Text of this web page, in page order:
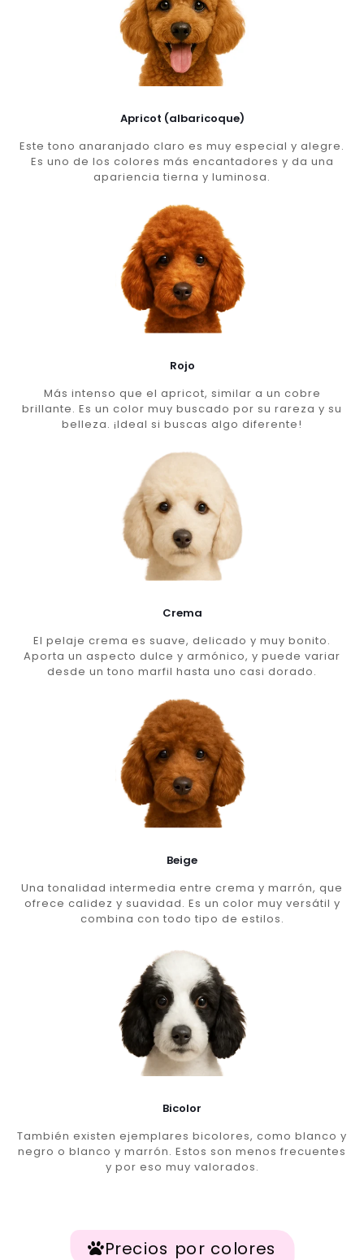
Apricot (albaricoque)
Este tono anaranjado claro es muy especial y alegre.
Es uno de los colores más encantadores y da una
apariencia tierna y luminosa.
Rojo
Más intenso que el apricot, similar a un cobre
brillante. Es un color muy buscado por su rareza y su
belleza. ¡Ideal si buscas algo diferente!
Crema
El pelaje crema es suave, delicado y muy bonito.
Aporta un aspecto dulce y armónico, y puede variar
desde un tono marfil hasta uno casi dorado.
Beige
Una tonalidad intermedia entre crema y marrón, que
ofrece calidez y suavidad. Es un color muy versátil y
combina con todo tipo de estilos.
Bicolor
También existen ejemplares bicolores, como blanco y
negro o blanco y marrón. Estos son menos frecuentes
y por eso muy valorados.
Precios por colores